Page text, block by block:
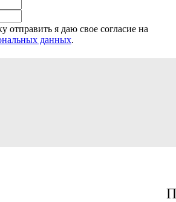
отправить я даю свое согласие на
данных.